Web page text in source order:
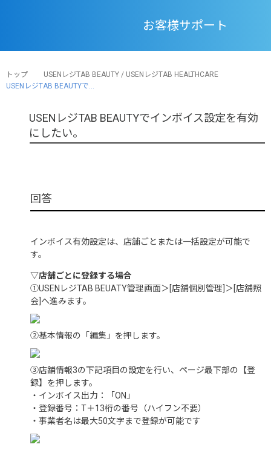
お客様サポート
トップ
USENレジTAB BEAUTY / USENレジTAB HEALTHCARE
USENレジTAB BEAUTYで...
USENレジTAB BEAUTYでインボイス設定を有効
にしたい。
インボイス有効設定は、店舗ごとまたは一括設定が可能で
す。
▽店舗ごとに登録する場合
①USENレジTAB BEUATY管理画面＞[店舗個別管理]＞[店舗照
会]へ進みます。
②基本情報の「編集」を押します。
③店舗情報3の下記項目の設定を行い、ページ最下部の【登
録】を押します。
・インボイス出力：「ON」
・登録番号：T＋13桁の番号（ハイフン不要）
・事業者名は最大50文字まで登録が可能です